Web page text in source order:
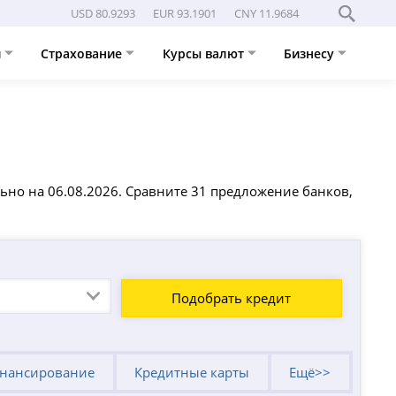
USD 80.9293 EUR 93.1901 CNY 11.9684
Страхование Курсы валют Бизнесу
на 06.08.2026. Сравните 31 предложение банков,
Подобрать кредит
Кредитные карты Ещё>>